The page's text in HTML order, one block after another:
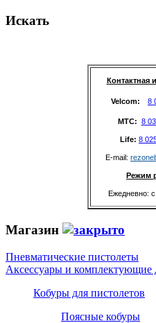
Искать
Контактная
Velcom: 8
MTC: 8
Life: 8
E-mail:
Режим
Ежедневно:
Магазин
Пневматические пистолеты
Аксессуары и комплектующие
Кобуры для пистолетов
Поясные кобуры